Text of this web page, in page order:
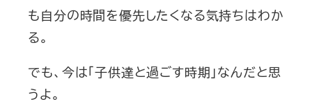
も自分の時間を優先したくなる気持ちはわか
る。
でも、今は「子供達と過ごす時期」なんだと思
うよ。